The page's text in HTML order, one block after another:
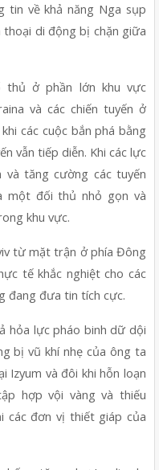
về khả năng Nga sụp
di động bị chặn giữa
thủ ở phần lớn khu vực
và các chiến tuyến ở
các cuộc bắn phá bằng
vẫn tiếp diễn. Khi các lực
tăng cường các tuyến
đối thủ nhỏ gọn và
khu vực.
từ mặt trận ở phía Đông
tế khắc nghiệt cho các
đang đưa tin tích cực.
hỏa lực pháo binh dữ dội
bị vũ khí nhẹ của ông ta
Izyum và đôi khi hỗn loạn
hợp vội vàng và thiếu
các đơn vị thiết giáp của